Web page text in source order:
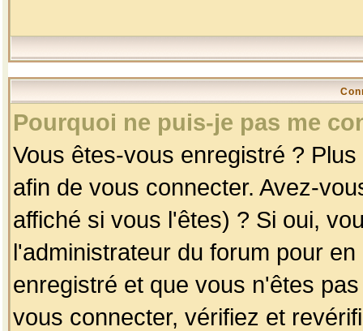
Pourquoi ne puis-je pas me
Vous êtes-vous enregistré ?
afin de vous connecter. Avez-
affiché si vous l'êtes) ? Si oui,
l'administrateur du forum pour
enregistré et que vous n'êtes
vous connecter, vérifiez et